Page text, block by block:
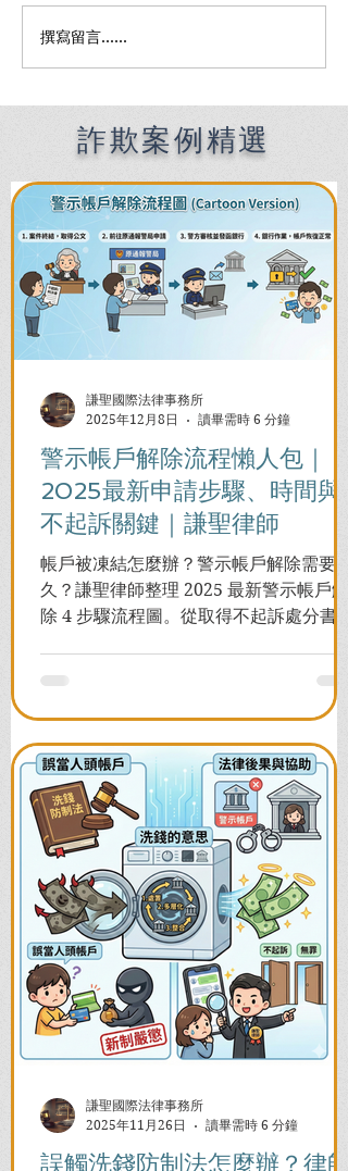
詐欺洗錢不起訴：被誤當
車手，也能重獲清白的辯
撰寫留言......
詐欺案例精選
警示帳戶解除流程懶人包｜
2025最新申請步驟、時間與
不起訴關鍵｜謙聖律師
帳戶被凍結怎麼辦？警示帳戶解除需要多
久？謙聖律師整理 2025 最新警示帳戶解
除 4 步驟流程圖。從取得不起訴處分書到
謙聖國際法律事務所
2025年12月8日
讀畢需時 6 分鐘
誤觸洗錢防制法怎麼辦？律師
謙聖國際法律事務所
2025年11月26日
讀畢需時 6 分鐘